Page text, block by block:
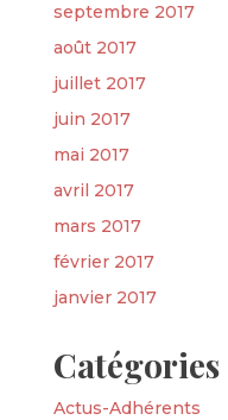
septembre 2017
août 2017
juillet 2017
juin 2017
mai 2017
avril 2017
mars 2017
février 2017
janvier 2017
Catégories
Actus-Adhérents